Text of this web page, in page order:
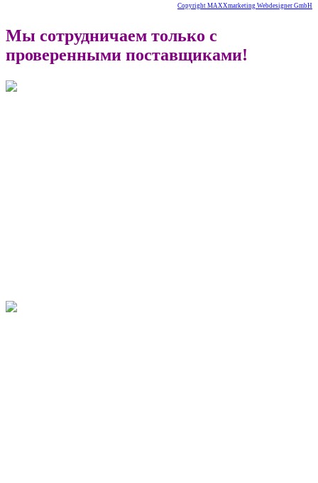
Copyright MAXXmarketing Webdesigner GmbH
Мы сотрудничаем только с
проверенными поставщиками!